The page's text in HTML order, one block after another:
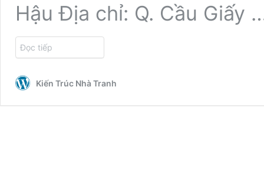
Hậu Địa chỉ: Q. Cầu Giấy
Đọc tiếp
Kiến Trúc Nhà Tranh